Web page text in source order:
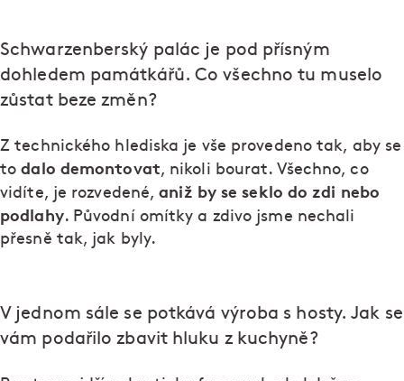
Schwarzenberský palác je pod přísným
dohledem památkářů. Co všechno tu muselo
zůstat beze změn?
Z technického hlediska je vše provedeno tak, aby se
todalo demontovat, nikoli bourat. Všechno, co
vidíte, je rozvedené,aniž by se seklo do zdi nebo
podlahy. Původní omítky a zdivo jsme nechali
přesně tak, jak byly.
V jednom sále se potkává výroba s hosty. Jak se
vám podařilo zbavit hluku z kuchyně?